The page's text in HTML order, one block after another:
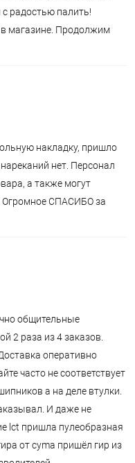
радостью палить!
магазине. Продолжим
накладку, пришло
нет. Персонал
а также могут
Огромное СПАСИБО за
общительные
2 раза из 4 заказов.
оперативно
часто не соответствует
а на деле втулки.
И даже не
lct пришла пулеобразная
от cyma пришёл гир из